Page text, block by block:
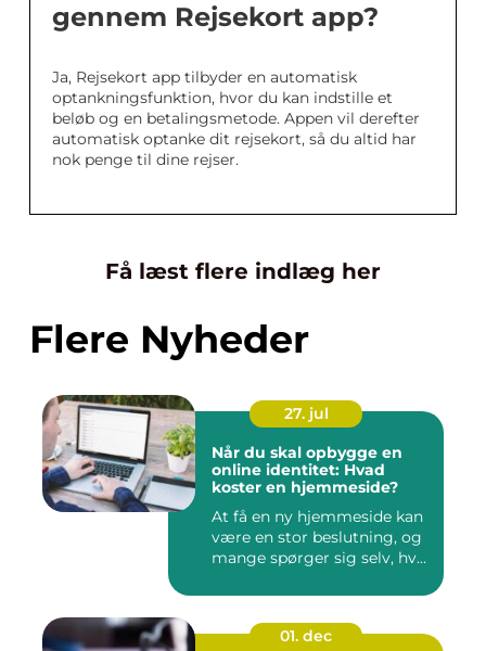
gennem Rejsekort app?
Ja, Rejsekort app tilbyder en automatisk
optankningsfunktion, hvor du kan indstille et
beløb og en betalingsmetode. Appen vil derefter
automatisk optanke dit rejsekort, så du altid har
nok penge til dine rejser.
Få læst flere indlæg her
Flere Nyheder
27. jul
Når du skal opbygge en
online identitet: Hvad
koster en hjemmeside?
At få en ny hjemmeside kan
være en stor beslutning, og
mange spørger sig selv, hv...
01. dec